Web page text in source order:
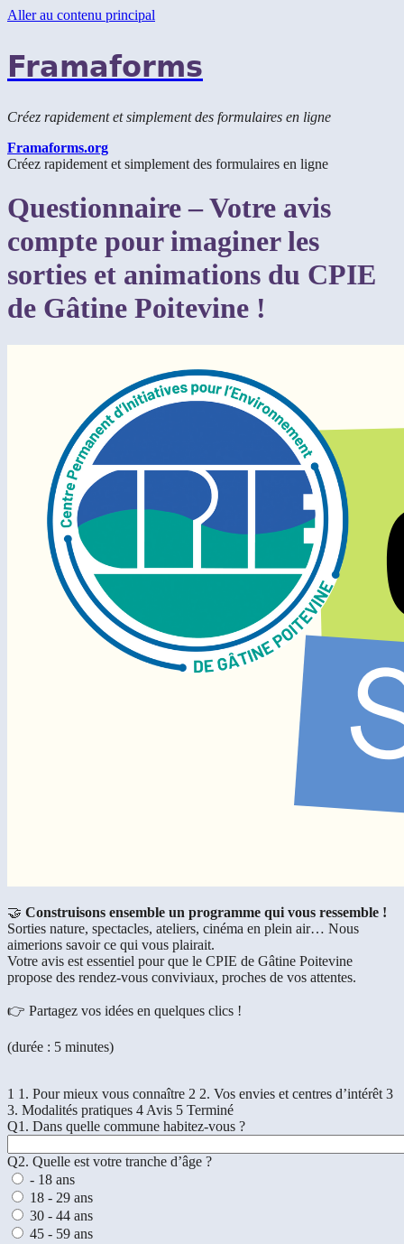
Aller au contenu principal
Framaforms
Créez rapidement et simplement des formulaires en ligne
Framaforms.org
Créez rapidement et simplement des formulaires en ligne
Questionnaire – Votre avis
compte pour imaginer les
sorties et animations du CPIE
de Gâtine Poitevine !
🤝 Construisons ensemble un programme qui vous ressemble !
Sorties nature, spectacles, ateliers, cinéma en plein air… Nous
aimerions savoir ce qui vous plairait.
Votre avis est essentiel pour que le CPIE de Gâtine Poitevine
propose des rendez-vous conviviaux, proches de vos attentes.
👉 Partagez vos idées en quelques clics !
(durée : 5 minutes)
1 1. Pour mieux vous connaître 2 2. Vos envies et centres d’intérêt 3
3. Modalités pratiques 4 Avis 5 Terminé
Q1. Dans quelle commune habitez-vous ?
Q2. Quelle est votre tranche d’âge ?
- 18 ans
18 - 29 ans
30 - 44 ans
45 - 59 ans